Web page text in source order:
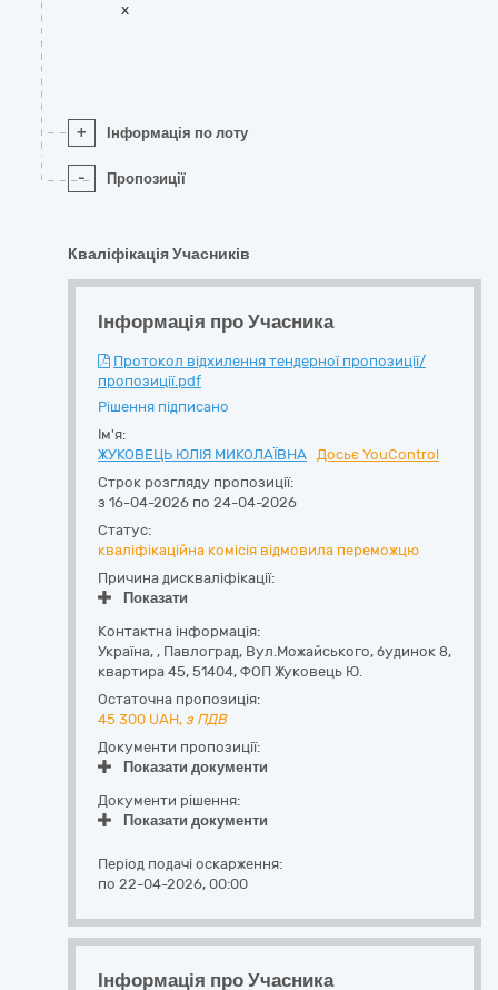
x
+ Інформація по лоту
- Пропозиції
Кваліфікація Учасників
Інформація про Учасника
Протокол відхилення тендерної пропозиції/
пропозиції.pdf
Рішення підписано
Ім'я:
ЖУКОВЕЦЬ ЮЛІЯ МИКОЛАЇВНА Досьє YouControl
Строк розгляду пропозиції:
з 16-04-2026 по 24-04-2026
Статус:
кваліфікаційна комісія відмовила переможцю
Причина дискваліфікації:
Показати
Контактна інформація:
Україна, , Павлоград, Вул.Можайського, будинок 8,
квартира 45, 51404, ФОП Жуковець Ю.
Остаточна пропозиція:
45 300 UAH, з ПДВ
Документи пропозиції:
Показати документи
Документи рішення:
Показати документи
Період подачі оскарження:
по 22-04-2026, 00:00
Інформація про Учасника